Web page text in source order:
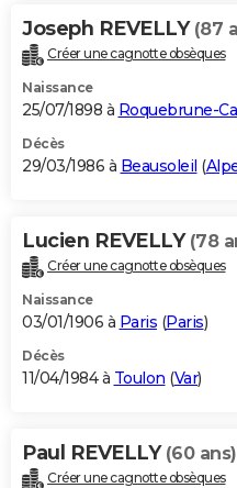
Joseph REVELLY (87
Créer une cagnotte obsèques
Naissance
25/07/1898 à Roquebrune-
Décès
29/03/1986 à Beausoleil (
Lucien REVELLY (78
Créer une cagnotte obsèques
Naissance
03/01/1906 à Paris (Paris)
Décès
11/04/1984 à Toulon (Var)
Paul REVELLY (60 ans)
Créer une cagnotte obsèques